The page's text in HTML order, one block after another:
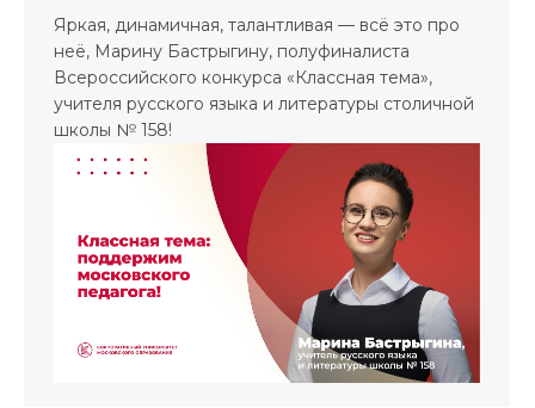
Яркая, динамичная, талантливая — всё это про
неё, Марину Бастрыгину, полуфиналиста
Всероссийского конкурса «Классная тема»,
учителя русского языка и литературы столичной
школы № 158!